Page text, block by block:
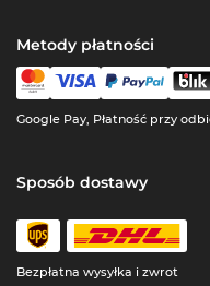
Metody płatności
Google Pay, Płatność przy
Sposób dostawy
Bezpłatna wysyłka i zwrot